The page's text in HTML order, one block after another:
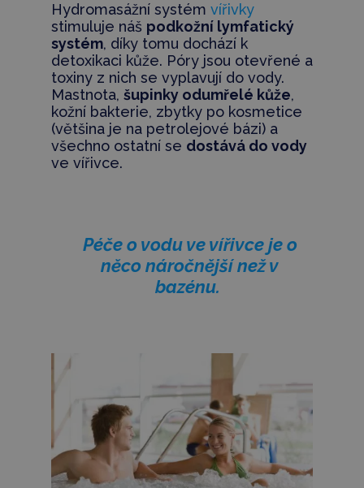
Hydromasážní systém vířivky
stimuluje náš podkožní lymfatický
systém, díky tomu dochází k
detoxikaci kůže. Póry jsou otevřené a
toxiny z nich se vyplavují do vody.
Mastnota, šupinky odumřelé kůže,
kožní bakterie, zbytky po kosmetice
(většina je na petrolejové bázi) a
všechno ostatní se dostává do vody
ve vířivce.
Péče o vodu ve vířivce je o
něco náročnější než v
bazénu.